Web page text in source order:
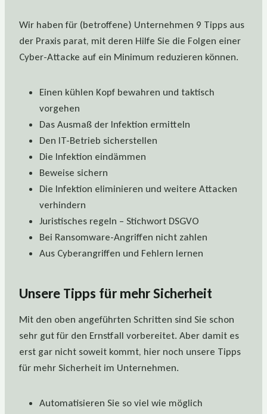
Wir haben für (betroffene) Unternehmen 9 Tipps aus
der Praxis parat, mit deren Hilfe Sie die Folgen einer
Cyber-Attacke auf ein Minimum reduzieren können.
Einen kühlen Kopf bewahren und taktisch
vorgehen
Das Ausmaß der Infektion ermitteln
Den IT-Betrieb sicherstellen
Die Infektion eindämmen
Beweise sichern
Die Infektion eliminieren und weitere Attacken
verhindern
Juristisches regeln – Stichwort DSGVO
Bei Ransomware-Angriffen nicht zahlen
Aus Cyberangriffen und Fehlern lernen
Unsere Tipps für mehr Sicherheit
Mit den oben angeführten Schritten sind Sie schon
sehr gut für den Ernstfall vorbereitet. Aber damit es
erst gar nicht soweit kommt, hier noch unsere Tipps
für mehr Sicherheit im Unternehmen.
Automatisieren Sie so viel wie möglich